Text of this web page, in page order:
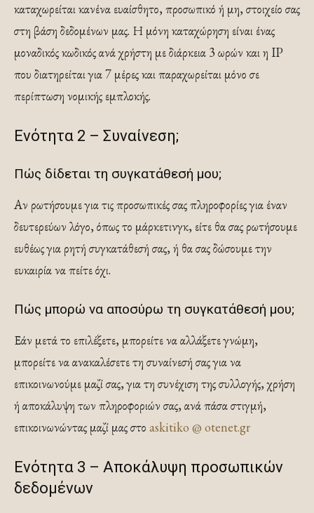
καταχωρείται κανένα ευαίσθητο, προσωπικό ή μη, στοιχείο σας
στη βάση δεδομένων μας. Η μόνη καταχώρηση είναι ένας
μοναδικός κωδικός ανά χρήστη με διάρκεια 3 ωρών και η IP
που διατηρείται για 7 μέρες και παραχωρείται μόνο σε
περίπτωση νομικής εμπλοκής.
Ενότητα 2 – Συναίνεση;
Πώς δίδεται τη συγκατάθεσή μου;
Αν ρωτήσουμε για τις προσωπικές σας πληροφορίες για έναν
δευτερεύων λόγο, όπως το μάρκετινγκ, είτε θα σας ρωτήσουμε
ευθέως για ρητή συγκατάθεσή σας, ή θα σας δώσουμε την
ευκαιρία να πείτε όχι.
Πώς μπορώ να αποσύρω τη συγκατάθεσή μου;
Εάν μετά το επιλέξετε, μπορείτε να αλλάξετε γνώμη,
μπορείτε να ανακαλέσετε τη συναίνεσή σας για να
επικοινωνούμε μαζί σας, για τη συνέχιση της συλλογής, χρήση
ή αποκάλυψη των πληροφοριών σας, ανά πάσα στιγμή,
επικοινωνώντας μαζί μας στο askitiko @ otenet.gr
Ενότητα 3 – Αποκάλυψη προσωπικών
δεδομένων